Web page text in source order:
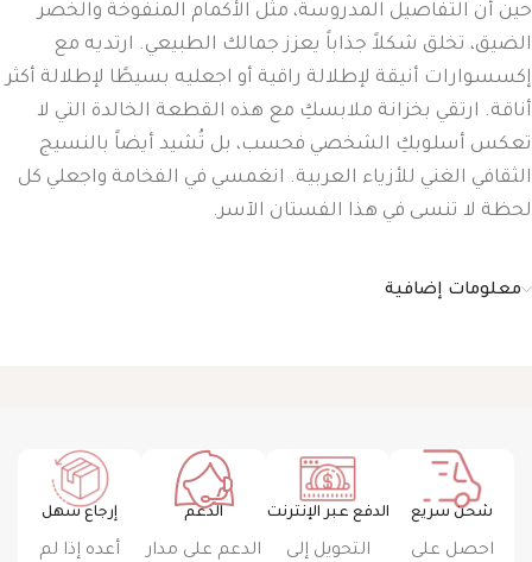
حين أن التفاصيل المدروسة، مثل الأكمام المنفوخة والخصر
الضيق، تخلق شكلاً جذاباً يعزز جمالك الطبيعي. ارتديه مع
إكسسوارات أنيقة لإطلالة راقية أو اجعليه بسيطًا لإطلالة أكثر
أناقة. ارتقي بخزانة ملابسكِ مع هذه القطعة الخالدة التي لا
تعكس أسلوبكِ الشخصي فحسب، بل تُشيد أيضاً بالنسيج
الثقافي الغني للأزياء العربية. انغمسي في الفخامة واجعلي كل
لحظة لا تنسى في هذا الفستان الآسر.
معلومات إضافية
شحن سريع
احصل على
الدفع عبر الإنترنت
التحويل إلى
الدعم
الدعم على مدار
إرجاع سهل
أعده إذا لم